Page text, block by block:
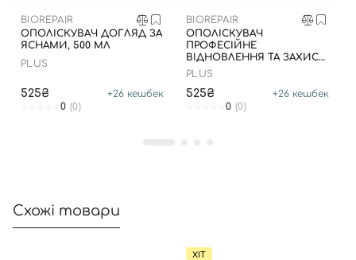
BIOREPAIR
ОПОЛІСКУВАЧ ДОГЛЯД ЗА
ЯСНАМИ, 500 МЛ
PLUS
525₴ +26 кешбек
0 (0)
BIOREPAIR
ОПОЛІСКУВАЧ
ПРОФЕСІЙНЕ
ВІДНОВЛЕННЯ ТА ЗАХИСТ,
500 МЛ
PLUS
525₴ +26 кешбек
0 (0)
Схожі товари
ХІТ
Відправляючи форму для авторизації/реєстрації ви
Угоди користувача